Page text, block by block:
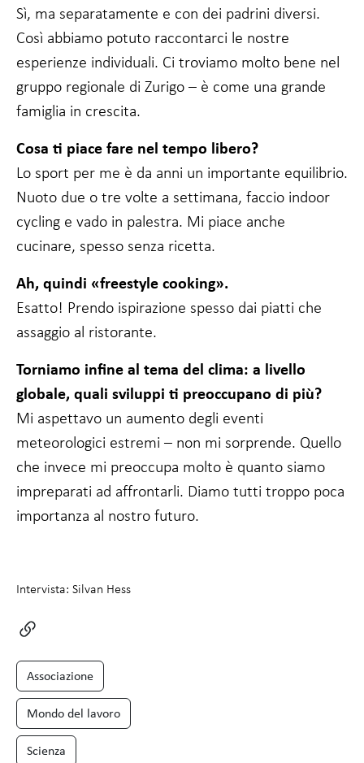
Intervista: Silvan Hess
Associazione
Mondo del lavoro
Scienza
Sì, ma separatamente e con dei padrini diversi.
Così abbiamo potuto raccontarci le nostre
esperienze individuali. Ci troviamo molto bene nel
gruppo regionale di Zurigo – è come una grande
famiglia in crescita.
Cosa ti piace fare nel tempo libero?
Lo sport per me è da anni un importante equilibrio.
Nuoto due o tre volte a settimana, faccio indoor
cycling e vado in palestra. Mi piace anche
cucinare, spesso senza ricetta.
Ah, quindi «freestyle cooking».
Esatto! Prendo ispirazione spesso dai piatti che
assaggio al ristorante.
Torniamo infine al tema del clima: a livello
globale, quali sviluppi ti preoccupano di più?
Mi aspettavo un aumento degli eventi
meteorologici estremi – non mi sorprende. Quello
che invece mi preoccupa molto è quanto siamo
impreparati ad affrontarli. Diamo tutti troppo poca
importanza al nostro futuro.